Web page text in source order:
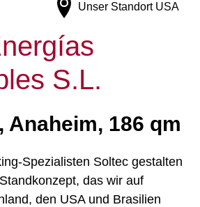
Unser Standort USA
S.L.
Anaheim, 186 qm
Spezialisten Soltec gestalten
das wir auf
den USA und Brasilien